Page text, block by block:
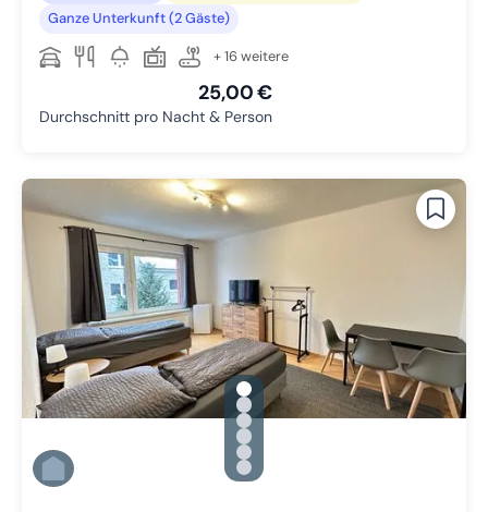
Ganze Unterkunft (2 Gäste)
+ 16 weitere
25,00 €
Durchschnitt pro Nacht & Person
gallery.slide_selector
Zu Slide 1 wechseln
Zu Slide 2 wechseln
Zu Slide 3 wechseln
Zu Slide 4 wechseln
Zu Slide 5 wechseln
Zu Slide 6 wechseln